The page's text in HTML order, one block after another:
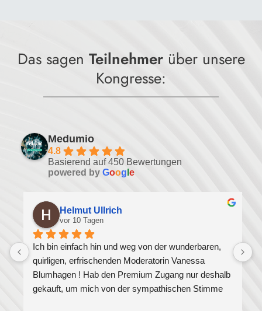
Das sagen Teilnehmerüber unsere
Kongresse:
Medumio
4.8
Basierend auf 450 Bewertungen
powered by Goog e
Helmut Ullrich
vor 10 Tagen
Ich bin einfach hin und weg von der wunderbaren,
quirligen, erfrischenden Moderatorin Vanessa
Blumhagen ! Hab den Premium Zugang nur deshalb
gekauft, um mich von der sympathischen Stimme